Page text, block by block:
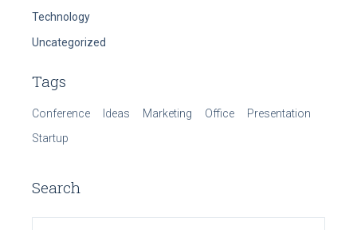
Technology
Uncategorized
Tags
Conference Ideas Marketing Office
Presentation
Startup
Search